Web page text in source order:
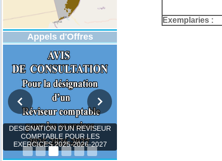
Appels d'Offres
DESIGNATION D’UN REVISEUR
COMPTABLE POUR LES
EXERCICES 2025-2026-2027
Exemplaries :